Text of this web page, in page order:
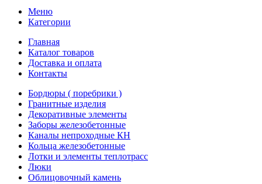
Меню
Категории
Главная
Каталог товаров
Доставка и оплата
Контакты
Бордюры ( поребрики )
Гранитные изделия
Декоративные элементы
Заборы железобетонные
Каналы непроходные КН
Кольца железобетонные
Лотки и элементы теплотрасс
Люки
Облицовочный камень